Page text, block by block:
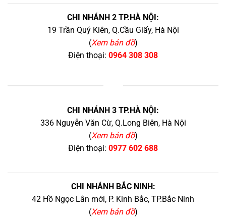
CHI NHÁNH 2 TP.HÀ NỘI:
19 Trần Quý Kiên, Q.Cầu Giấy, Hà Nội
(Xem bản đồ)
Điện thoại: 0964 308 308
CHI NHÁNH 3 TP.HÀ NỘI:
336 Nguyễn Văn Cừ, Q.Long Biên, Hà Nội
(Xem bản đồ)
Điện thoại: 0977 602 688
CHI NHÁNH BẮC NINH:
42 Hồ Ngọc Lân mới, P. Kinh Bắc, TP.Bắc Ninh
(Xem bản đồ)